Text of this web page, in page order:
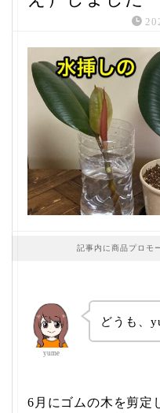
記事内に商品プロモ
yume
どうも、
6月にゴムの木を剪定